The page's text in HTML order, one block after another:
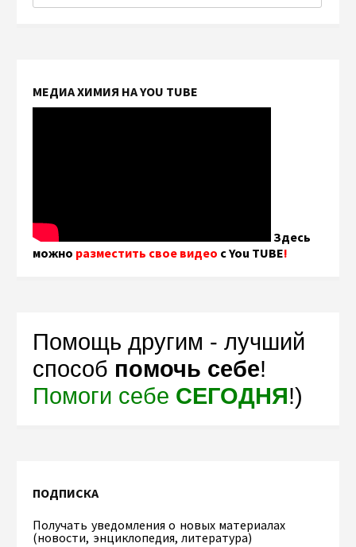
МЕДИА ХИМИЯ НА YOU TUBE
Здесь
можно разместить свое видео с You TUBE!
Помощь другим - лучший
способ помочь себе!
Помоги себе СЕГОДНЯ!)
ПОДПИСКА
Получать уведомления о новых материалах
(новости, энциклопедия, литература)